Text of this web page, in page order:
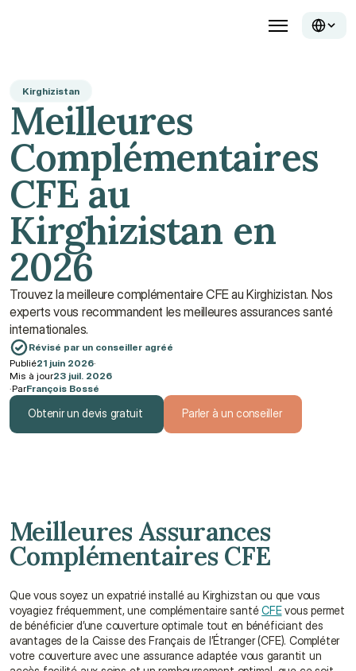
Kirghizistan
Meilleures
Complémentaires
CFE au
Kirghizistan en
2026
Trouvez la meilleure complémentaire CFE au Kirghizistan. Nos
experts vous recommandent les meilleures assurances santé
internationales.
Révisé par un conseiller agréé
Publié21 juin 2026·
Mis à jour23 juil. 2026
·ParFrançois Bossé
Obtenir un devis gratuit Parler à un conseiller
Meilleures Assurances
Complémentaires CFE
Que vous soyez un expatrié installé au Kirghizstan ou que vous
voyagiez fréquemment, une complémentaire santé CFE vous permet
de bénéficier d’une couverture optimale tout en bénéficiant des
avantages de la Caisse des Français de l’Étranger (CFE). Compléter
votre couverture avec une assurance adaptée vous garantit un